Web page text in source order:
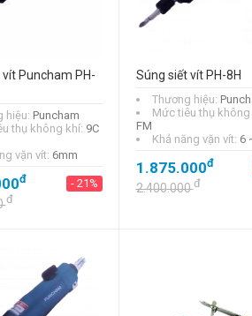
Tay vặn đầu tuýp
chữ T Stanley
STMT93304-8
Puncham PH-
hiệu: Puncham
thụ không khí: 9C
vặn vít: 6mm
đ - 21%
đ
Súng siết vít PH-8H
Thương hiệu:
Mức tiêu thụ không
FM
Khả năng vặn vít: 6
1.875.000đ
2.400.000đ